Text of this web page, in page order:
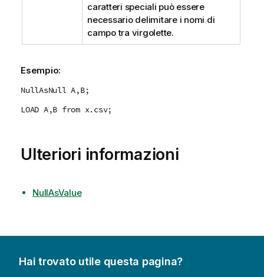
caratteri speciali può essere
necessario delimitare i nomi di
campo tra virgolette.
Esempio:
NullAsNull A,B;
LOAD A,B from x.csv;
Ulteriori informazioni
NullAsValue
Hai trovato utile questa pagina?